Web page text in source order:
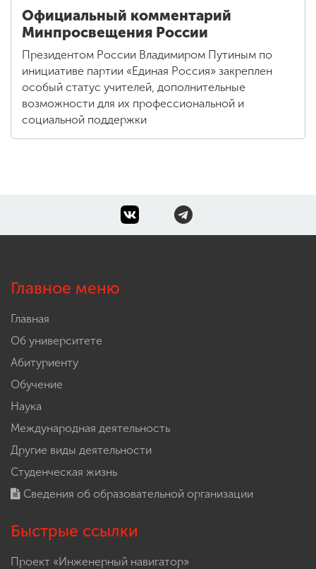
Официальный комментарий
Минпросвещения России
Президентом России Владимиром Путиным по
инициативе партии «Единая Россия» закреплен
особый статус учителей, дополнительные
возможности для их профессиональной и
социальной поддержки
Главное меню
Главная
Об университете
Абитуриенту
Обучение
Наука
Международная деятельность
Другие виды деятельности
Студенческая жизнь
Сведения об образовательной организации
Быстрые ссылки
Проект «Инженерный навигатор»